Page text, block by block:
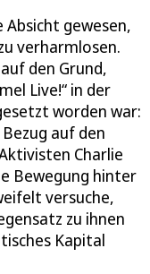
gewesen,
verharmlosen.
den Grund,
Live!“ in der
worden war:
auf den
Charlie
Bewegung hinter
versuche,
zu ihnen
Kapital